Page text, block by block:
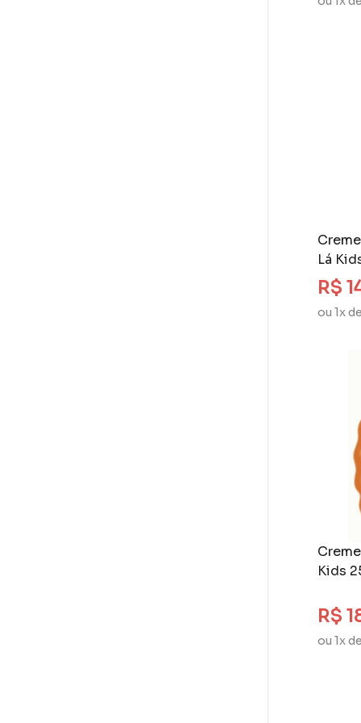
Lá
R$
ou 1x
Kids
R$
ou 1x